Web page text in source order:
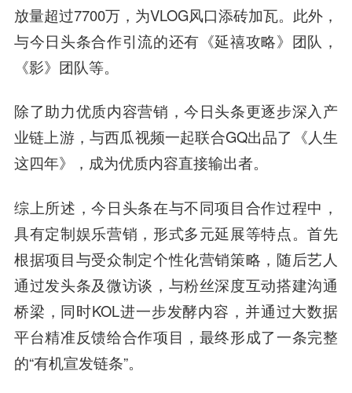
放量超过7700万，为VLOG风口添砖加瓦。此外，
与今日头条合作引流的还有《延禧攻略》团队，
《影》团队等。
除了助力优质内容营销，今日头条更逐步深入产
业链上游，与西瓜视频一起联合GQ出品了《人生
这四年》，成为优质内容直接输出者。
综上所述，今日头条在与不同项目合作过程中，
具有定制娱乐营销，形式多元延展等特点。首先
根据项目与受众制定个性化营销策略，随后艺人
通过发头条及微访谈，与粉丝深度互动搭建沟通
桥梁，同时KOL进一步发酵内容，并通过大数据
平台精准反馈给合作项目，最终形成了一条完整
的“有机宣发链条”。